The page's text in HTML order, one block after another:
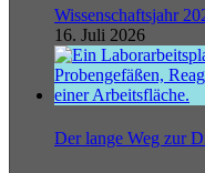
Wissenschaftsjahr
16. Juli 2026
Der lange Weg zur